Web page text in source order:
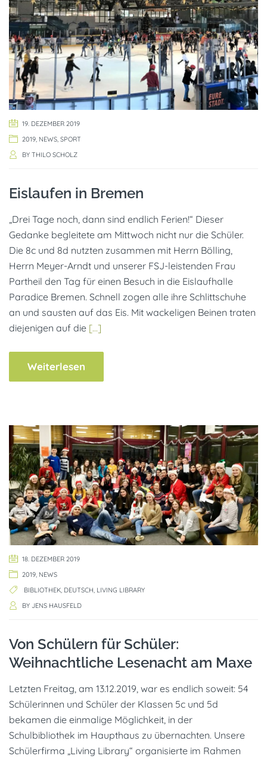
19. DEZEMBER 2019
2019, NEWS, SPORT
BY THILO SCHOLZ
Eislaufen in Bremen
„Drei Tage noch, dann sind endlich Ferien!“ Dieser
Gedanke begleitete am Mittwoch nicht nur die Schüler.
Die 8c und 8d nutzten zusammen mit Herrn Bölling,
Herrn Meyer-Arndt und unserer FSJ-leistenden Frau
Partheil den Tag für einen Besuch in die Eislaufhalle
Paradice Bremen. Schnell zogen alle ihre Schlittschuhe
an und sausten auf das Eis. Mit wackeligen Beinen traten
diejenigen auf die […]
Weiterlesen
18. DEZEMBER 2019
2019 NEWS
BIBLIOTHEK DEUTSCH LIVING LIBRARY
BY JENS HAUSFELD
Von Schülern für Schüler:
Weihnachtliche Lesenacht am Maxe
Letzten Freitag, am 13.12.2019, war es endlich soweit: 54
Schülerinnen und Schüler der Klassen 5c und 5d
bekamen die einmalige Möglichkeit, in der
Schulbibliothek im Haupthaus zu übernachten. Unsere
Schülerfirma „Living Library“ organisierte im Rahmen